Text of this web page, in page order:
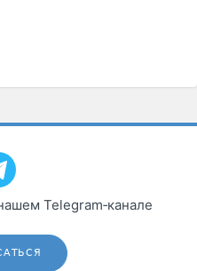
Telegram‑канале